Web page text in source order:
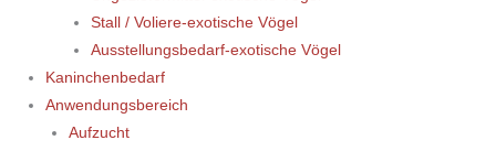
Stall / Voliere-exotische Vögel
Ausstellungsbedarf-exotische Vögel
Kaninchenbedarf
Anwendungsbereich
Aufzucht